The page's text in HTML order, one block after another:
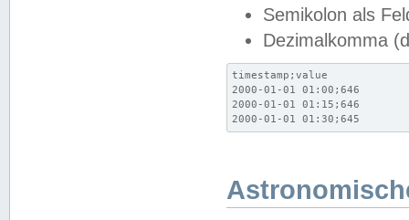
Semikolon als
Dezimalkomma
timestamp;value
2000-01-01 01:00;646
2000-01-01 01:15;646
2000-01-01 01:30;645